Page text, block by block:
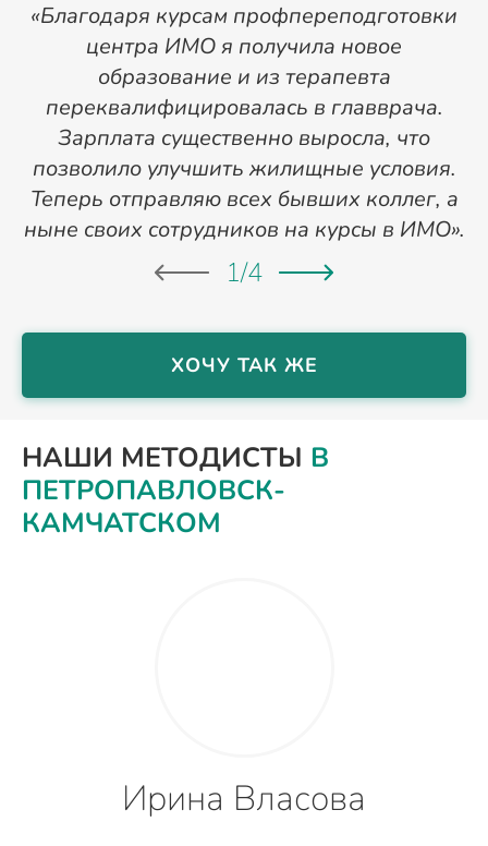
«Благодаря курсам профпереподготовки
центра ИМО я получила новое
образование и из терапевта
переквалифицировалась в главврача.
Зарплата существенно выросла, что
позволило улучшить жилищные условия.
Теперь отправляю всех бывших коллег, а
ныне своих сотрудников на курсы в ИМО».
1/4
ХОЧУ ТАК ЖЕ
НАШИ МЕТОДИСТЫ В
ПЕТРОПАВЛОВСК-
КАМЧАТСКОМ
Ирина Власова